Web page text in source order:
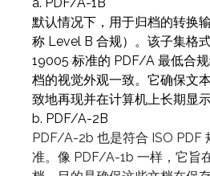
默认情况下，用于归档的转换
称 Level B 合规）。该子集格
19005 标准的 PDF/A 最低合
档的视觉外观一致。它确保文
致地再现并在计算机上长期显示
b. PDF/A-2B
PDF/A-2b 也是符合 ISO PDF
准。像 PDF/A-1b 一样，它旨